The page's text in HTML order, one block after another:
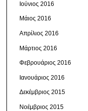
Ιούνιος 2016
Μάιος 2016
Απρίλιος 2016
Μάρτιος 2016
Φεβρουάριος 2016
Ιανουάριος 2016
Δεκέμβριος 2015
Νοέμβριος 2015